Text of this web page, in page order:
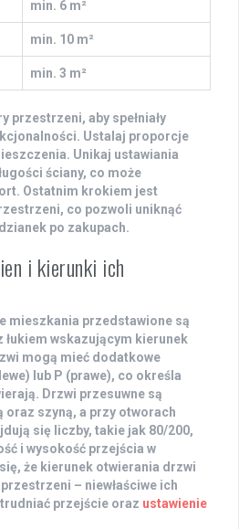
min. 6 m²
min. 10 m²
min. 3 m²
przestrzeni, aby spełniały
Ustalaj proporcje
Unikaj ustawiania
ściany, co może
Ostatnim krokiem jest
co pozwoli uniknąć
po zakupach.
i kierunki ich
mieszkania przedstawione są
łukiem wskazującym kierunek
mogą mieć dodatkowe
lub P (prawe), co określa
Drzwi przesuwne są
oraz szyną, a przy otworach
się liczby, takie jak 80/200,
i wysokość przejścia w
że kierunek otwierania drzwi
– niewłaściwe ich
przejście oraz ustawienie